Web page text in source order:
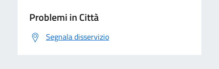
Problemi in Città
Segnala disservizio